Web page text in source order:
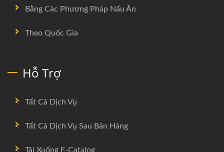
Bằng Các Phương Pháp Nấu Ăn
Theo Quốc Gia
Hỗ Trợ
Tất Cả Dịch Vụ
Tất Cả Dịch Vụ Sau Bán Hàng
Tải Xuống E-Catalog